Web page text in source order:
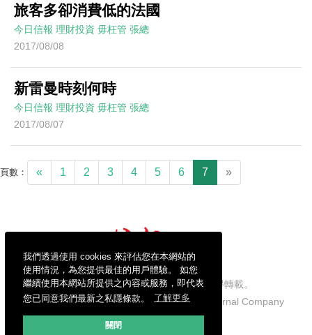
我們透過使用 cookies 來評估您在本網站的
使用情況，為您提供最佳的用戶體驗。 如您
繼續使用本網站所提供之內容或服務，即代表
您已同意我們最新之私隱條款。
了解更多
關閉
旅客多卻消費低的法國
今日信報 理財投資 毋枉管 張總
2017/08/08
新雷曼時刻何時
今日信報 理財投資 毋枉管 張總
2017/08/07
頁數： « 1 2 3 4 5 6 7 »
信報財經新聞有限公司版權所有，不得轉載。
Copyright © 2026 Hong Kong Economic Journal Company
Limited. All rights reserved.